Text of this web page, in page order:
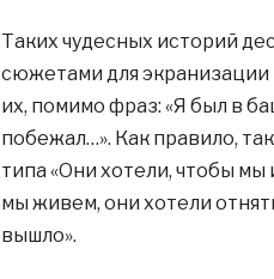
Таких чудесных историй
сюжетами для экранизации
их, помимо фраз: «Я был в
побежал…». Как правило,
типа «Они хотели, чтобы мы
мы живем, они хотели
вышло».